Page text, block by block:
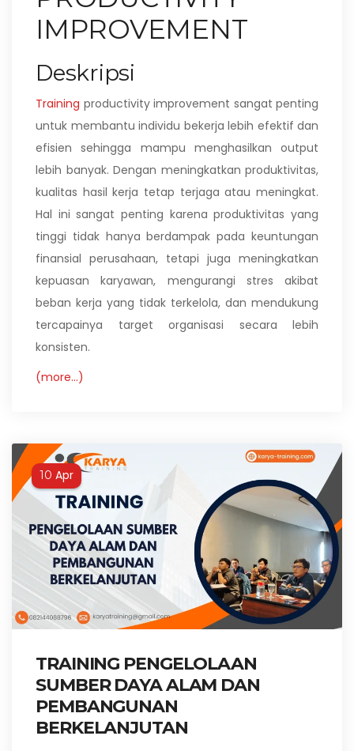
IMPROVEMENT
Deskripsi
Training productivity improvement sangat penting
untuk membantu individu bekerja lebih efektif dan
efisien sehingga mampu menghasilkan output
lebih banyak. Dengan meningkatkan produktivitas,
kualitas hasil kerja tetap terjaga atau meningkat.
Hal ini sangat penting karena produktivitas yang
tinggi tidak hanya berdampak pada keuntungan
finansial perusahaan, tetapi juga meningkatkan
kepuasan karyawan, mengurangi stres akibat
beban kerja yang tidak terkelola, dan mendukung
tercapainya target organisasi secara lebih
konsisten.
(more…)
10 Apr
TRAINING PENGELOLAAN
SUMBER DAYA ALAM DAN
PEMBANGUNAN
BERKELANJUTAN